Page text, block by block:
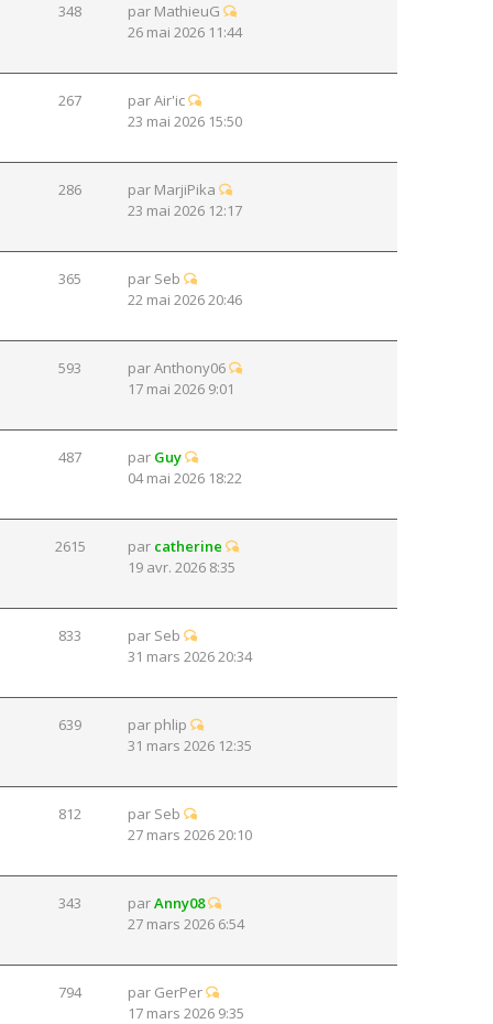
348 par MathieuG
26 mai 2026 11:44
267 parAir'ic
23 mai 2026 15:50
286 par MarjiPika
23 mai 2026 12:17
365 par Seb
22 mai 2026 20:46
593 parAnthony06
17 mai 2026 9:01
487 par Guy
04 mai 2026 18:22
2615 par catherine
19 avr. 2026 8:35
833 par Seb
31 mars 2026 20:34
639 par phlip
31 mars 2026 12:35
812 par Seb
27 mars 2026 20:10
343 parAnny08
27 mars 2026 6:54
794 par GerPer
17 mars 2026 9:35